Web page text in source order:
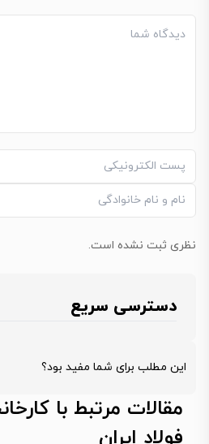
نظری ثبت نشده است.
دسترسی سریع
این مطلب برای شما مفید بود؟
مقالات مرتبط با
فولاد ایران